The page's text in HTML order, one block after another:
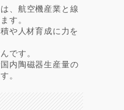
、航空機産業と線
す。
や人材育成に力を
です。
内陶磁器生産量の
。